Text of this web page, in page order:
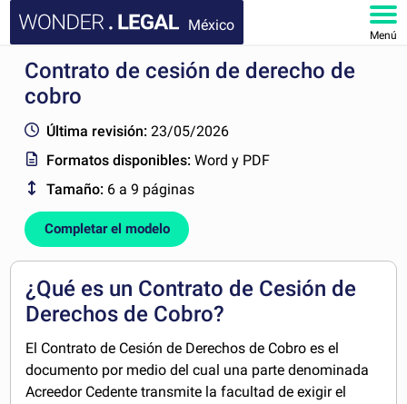
México
Menú
INICIO
FAQ
MI CUENTA
Contrato de cesión de derecho de
cobro
Última revisión: 23/05/2026
Formatos disponibles:Word y PDF
Tamaño: 6 a 9 páginas
Completar el modelo
¿Qué es un Contrato de Cesión de
Derechos de Cobro?
El Contrato de Cesión de Derechos de Cobro es el
documento por medio del cual una parte denominada
Acreedor Cedente transmite la facultad de exigir el